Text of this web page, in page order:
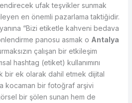
ufak teşvikler sunmak
en önemli pazarlama taktiğidir.
“Bizi etiketle kahveni bedava
panosu asmak o Antalya
çalışan bir etkileşim
hashtag (etiket) kullanımını
bir ek olarak dahil etmek dijital
kocaman bir fotoğraf arşivi
bir şölen sunan hem de